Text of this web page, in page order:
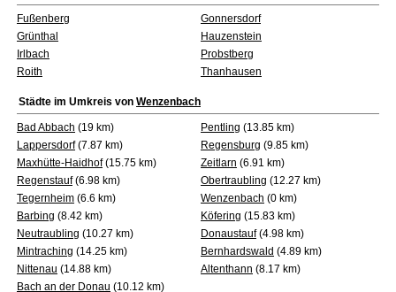
Fußenberg
Gonnersdorf
Grünthal
Hauzenstein
Irlbach
Probstberg
Roith
Thanhausen
Städte im Umkreis von Wenzenbach
Bad Abbach (19 km) Pentling (13.85 km)
Lappersdorf(7.87 km) Regensburg (9.85 km)
Maxhütte-Haidhof(15.75 km) Zeitlarn (6.91 km)
Regenstauf(6.98 km) Obertraubling (12.27 km)
Tegernheim (6.6 km) Wenzenbach (0 km)
Barbing (8.42 km) Köfering (15.83 km)
Neutraubling (10.27 km) Donaustauf(4.98 km)
Mintraching (14.25 km) Bernhardswald (4.89 km)
Nittenau (14.88 km) Altenthann (8.17 km)
Bach an der Donau (10.12 km)